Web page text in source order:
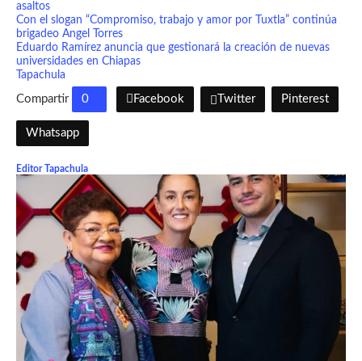
asaltos
Con el slogan “Compromiso, trabajo y amor por Tuxtla” continúa
brigadeo Angel Torres
Eduardo Ramírez anuncia que gestionará la creación de nuevas
universidades en Chiapas
Tapachula
Compartir 0 Facebook Twitter Pinterest
Whatsapp
Editor Tapachula